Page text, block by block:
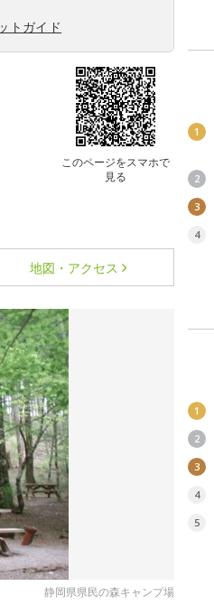
トガイド
このページをスマホで
見る
地図・アクセス
静岡県県民の森キャンプ場
1
2
3
4
1
2
3
4
5